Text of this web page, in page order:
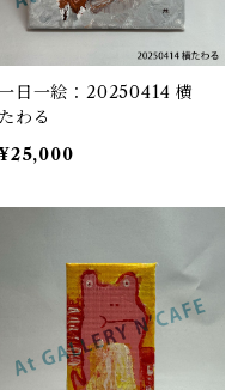
日一絵：20250414 横
たわる